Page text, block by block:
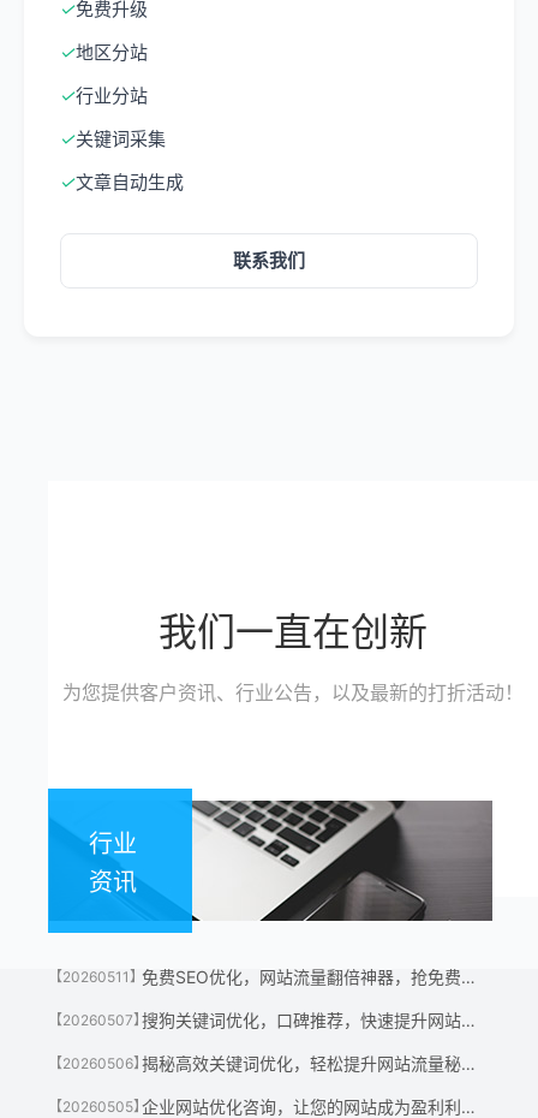
✓免费升级
✓地区分站
✓行业分站
✓关键词采集
✓文章自动生成
联系我们
我们一直在创新
为您提供客户资讯、行业公告，以及最新的打折活动！
行业
资讯
【20260511】 免费SEO优化，网站流量翻倍神器，抢免费名额！
【20260507】 搜狗关键词优化，口碑推荐，快速提升网站流量神器！
【20260506】 揭秘高效关键词优化，轻松提升网站流量秘诀！
【20260505】 企业网站优化咨询，让您的网站成为盈利利器！